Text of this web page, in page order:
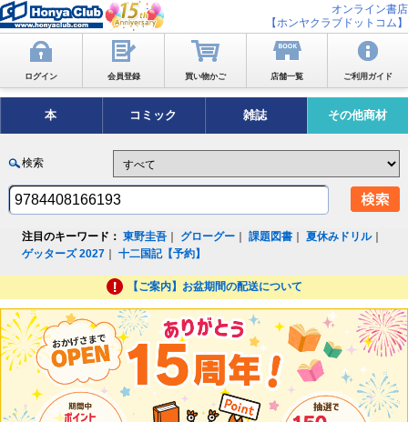
オンライン書店
【ホンヤクラブドットコム】
ログイン 会員登録 買い物かご 店舗一覧 ご利用ガイド
本 コミック 雑誌 その他商材
検索
注目のキーワード： 東野圭吾 グローグー ｜課題図書 ｜夏休みドリル｜
ゲッターズ 2027 ｜十二国記【予約】
【ご案内】お盆期間の配送について